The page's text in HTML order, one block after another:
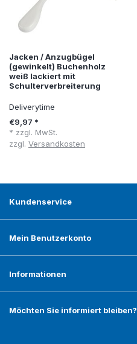
Jacken / Anzugbügel
(gewinkelt) Buchenholz
weiß lackiert mit
Schulterverbreiterung
Deliverytime
€9,97 *
* zzgl. MwSt.
zzgl. Versandkosten
Kundenservice
Mein Benutzerkonto
Informationen
Möchten Sie informiert bleiben?